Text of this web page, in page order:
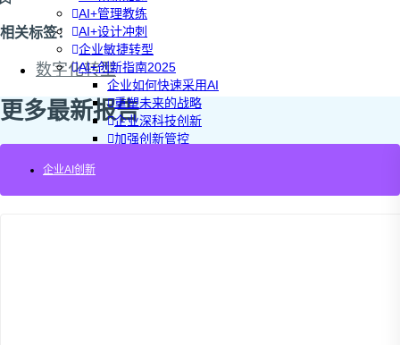
AI+管理教练
AI+设计冲刺
企业敏捷转型
AI+创新指南2025
企业如何快速采用AI
重塑未来的战略
企业深科技创新
加强创新管控
相关标签：
数字化转型
更多最新报告
企业AI创新